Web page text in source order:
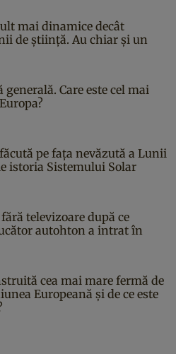
mai dinamice decât
de știință. Au chiar și un
generală. Care este cel mai
pe fața nevăzută a Lunii
istoria Sistemului Solar
televizoare după ce
autohton a intrat în
cea mai mare fermă de
Europeană și de ce este